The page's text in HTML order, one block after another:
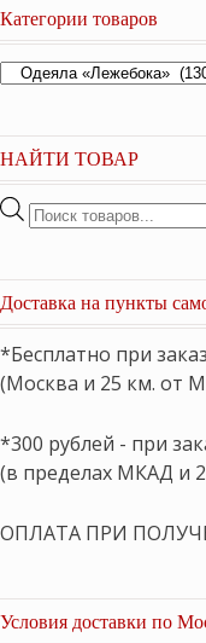
Категории товаров
НАЙТИ ТОВАР
Поиск
Доставка на пункты
*Бесплатно при
(Москва и 25 км. от
*300 рублей - при
(в пределах МКАД и
ОПЛАТА ПРИ
Условия доставки по